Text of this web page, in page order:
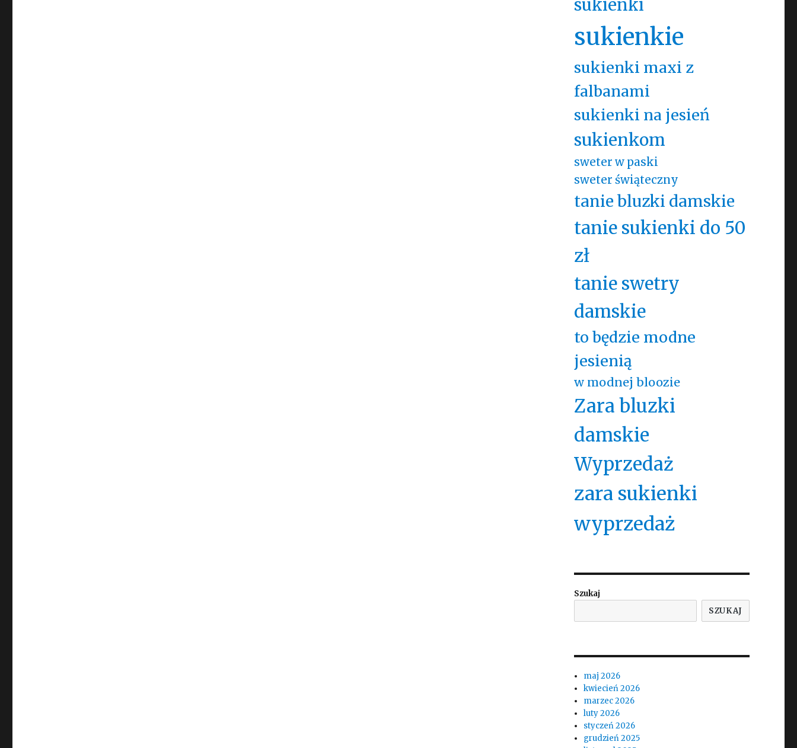
sukienki
sukienkie
sukienki maxi z
falbanami
sukienki na jesień
sukienkom
sweter w paski
sweter świąteczny
tanie bluzki damskie
tanie sukienki do 50
zł
tanie swetry
damskie
to będzie modne
jesienią
w modnej bloozie
Zara bluzki
damskie
Wyprzedaż
zara sukienki
wyprzedaż
Szukaj
SZUKAJ
maj 2026
kwiecień 2026
marzec 2026
luty 2026
styczeń 2026
grudzień 2025